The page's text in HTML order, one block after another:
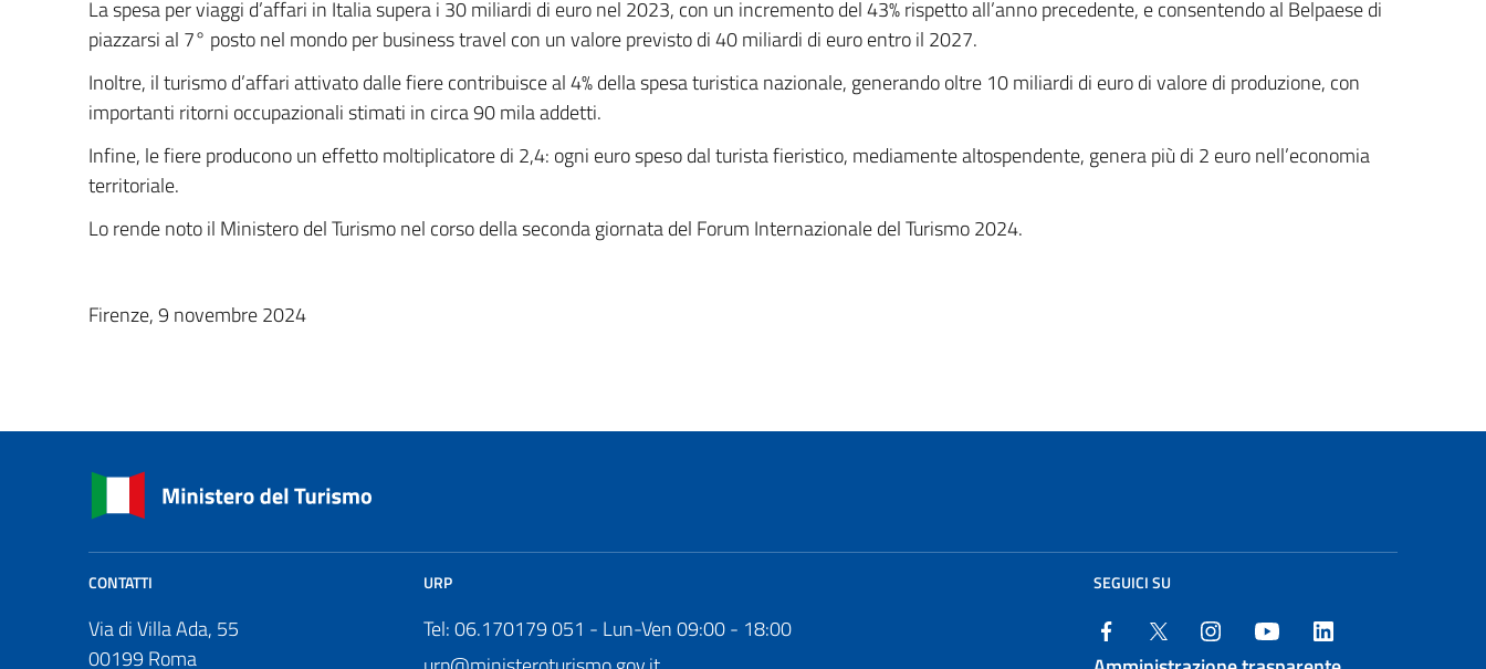
La spesa per viaggi d’affari in Italia supera i 30 miliardi di euro nel 2023, con un incremento del 43% rispetto all’anno precedente, e consentendo al Belpaese di
piazzarsi al 7° posto nel mondo per business travel con un valore previsto di 40 miliardi di euro entro il 2027.
Inoltre, il turismo d’affari attivato dalle fiere contribuisce al 4% della spesa turistica nazionale, generando oltre 10 miliardi di euro di valore di produzione, con
importanti ritorni occupazionali stimati in circa 90 mila addetti.
Infine, le fiere producono un effetto moltiplicatore di 2,4: ogni euro speso dal turista fieristico, mediamente altospendente, genera più di 2 euro nell’economia
territoriale.
Lo rende noto il Ministero del Turismo nel corso della seconda giornata del Forum Internazionale del Turismo 2024.
Firenze, 9 novembre 2024
CONTATTI
Via di Villa Ada, 55
00199 Roma
URP
Tel: 06.170179 051 - Lun-Ven 09:00 - 18:00
SEGUICI SU